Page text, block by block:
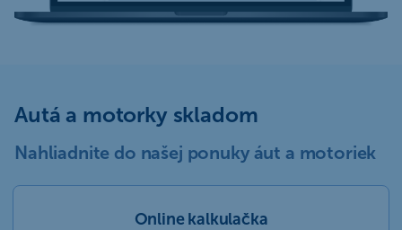
Autá a motorky skladom
Nahliadnite do našej ponuky áut a motoriek
Online kalkulačka